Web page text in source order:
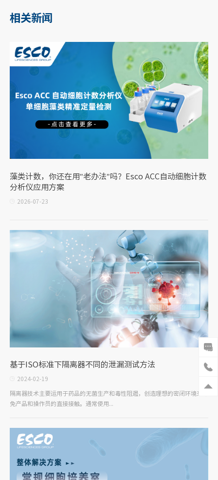
相关新闻
藻类计数，你还在用"老办法"吗？Esco ACC自动细胞计数
分析仪应用方案
2026-07-23
基于ISO标准下隔离器不同的泄漏测试方法
2024-02-19
隔离器技术主要运用于药品的无菌生产和毒性阻遏，创造理想的密闭环境来避
免产品和操作员的直接接触。通常使用...